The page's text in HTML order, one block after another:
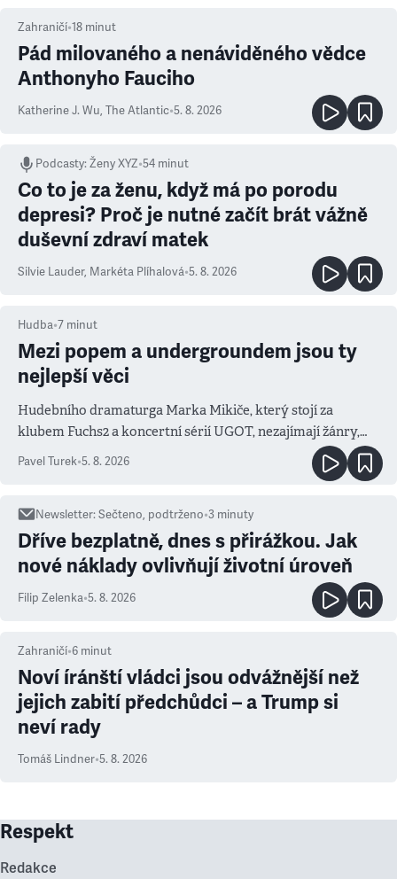
Zahraničí•18 minut
Pád milovaného a nenáviděného vědce
Anthonyho Fauciho
Katherine J. Wu, The Atlantic•5. 8. 2026
Podcasty:Ženy XYZ•54 minut
Co to je za ženu, když má po porodu
depresi? Proč je nutné začít brát vážně
duševní zdraví matek
Silvie Lauder, Markéta Plíhalová•5. 8. 2026
Hudba•7 minut
Mezi popem a undergroundem jsou ty
nejlepší věci
Hudebního dramaturga Marka Mikiče, který stojí za
klubem Fuchs2 a koncertní sérií UGOT, nezajímají žánry,
ale atmosféra
Pavel Turek•5. 8. 2026
Newsletter:Sečteno, podtrženo•3 minuty
Dříve bezplatně, dnes s přirážkou. Jak
nové náklady ovlivňují životní úroveň
Filip Zelenka•5. 8. 2026
Zahraničí•6 minut
Noví íránští vládci jsou odvážnější než
jejich zabití předchůdci – a Trump si
neví rady
Tomáš Lindner•5. 8. 2026
Respekt
Redakce